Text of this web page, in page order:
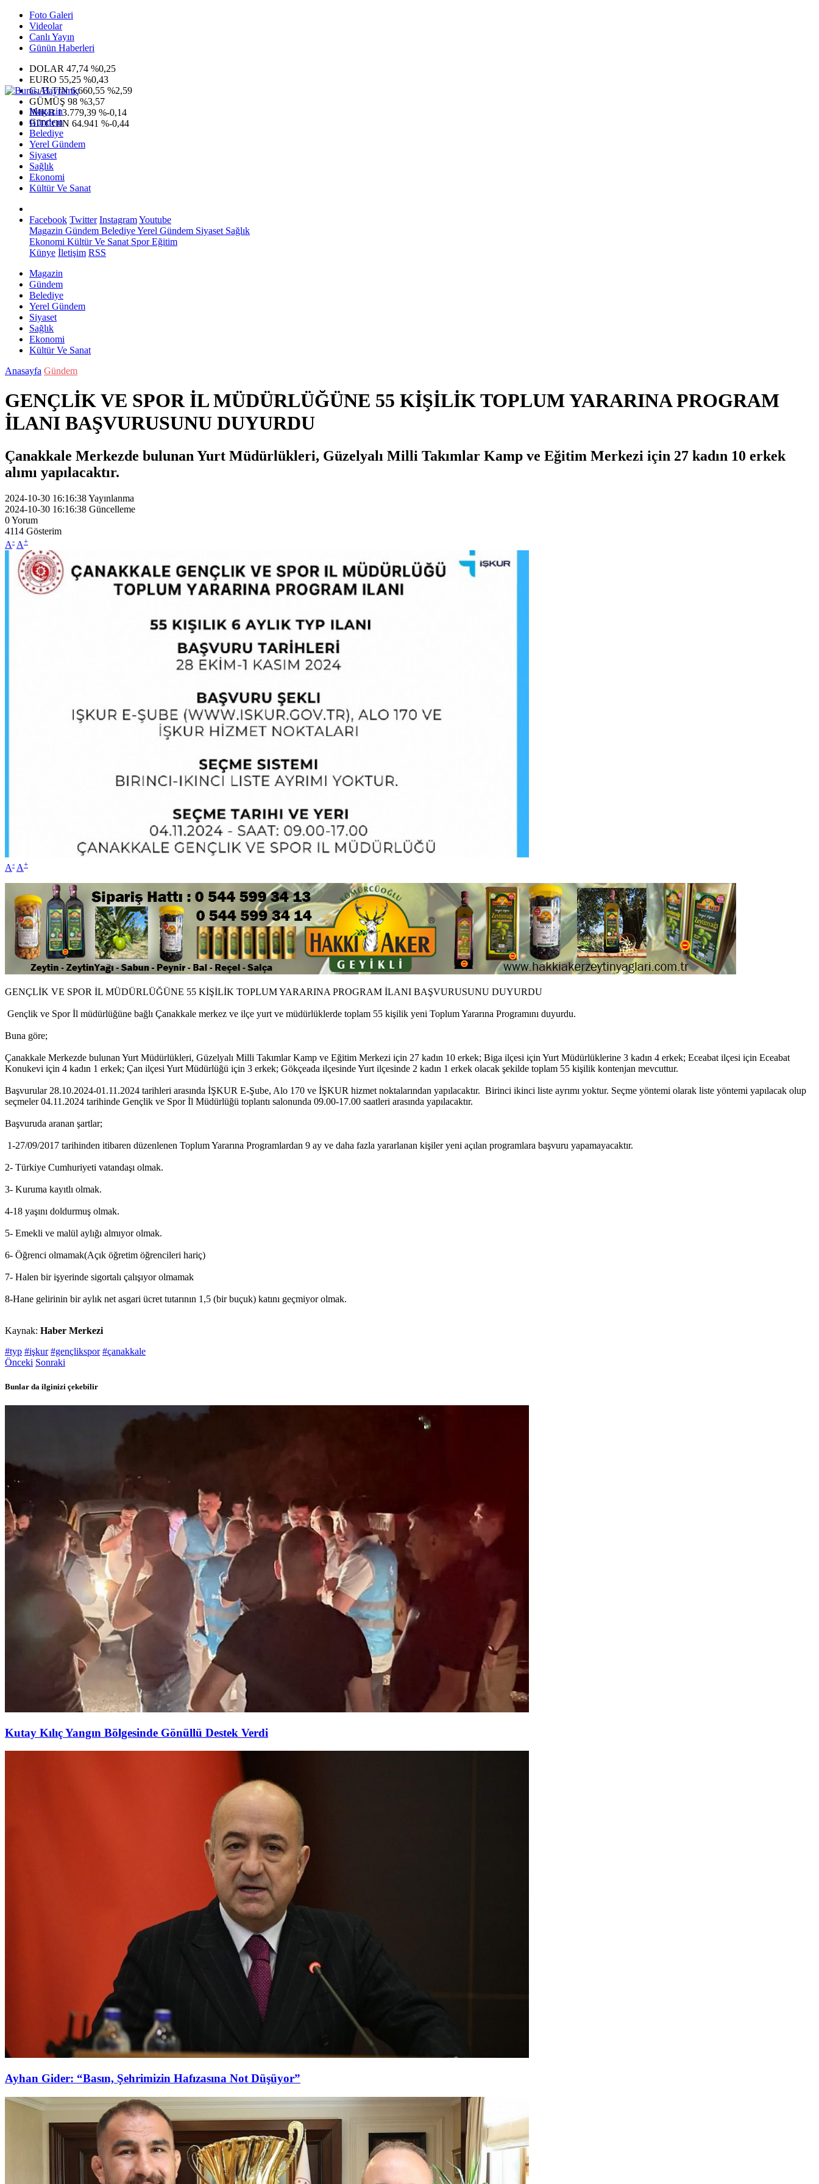
Foto Galeri
Videolar
Canlı Yayın
Günün Haberleri
DOLAR 47,74 %0,25
EURO 55,25 %0,43
G.ALTIN6.660,55 %2,59
GÜMÜŞ 98 %3,57
IMKB13.779,39 %-0,14
BITCOIN 64.941 %-0,44
Magazin
Gündem
Belediye
Yerel Gündem
Siyaset
Sağlık
Ekonomi
Kültür Ve Sanat
Facebook Twitter InstagramYoutube
Magazin Gündem BelediyeYerel Gündem Siyaset Sağlık
Ekonomi Kültür Ve Sanat SporEğitim
Künye İletişim RSS
Magazin
Gündem
Belediye
Yerel Gündem
Siyaset
Sağlık
Ekonomi
Kültür Ve Sanat
Anasayfa Gündem
GENÇLİK VE SPOR İL MÜDÜRLÜĞÜNE 55 KİŞİLİK TOPLUM YARARINA PROGRAM
İLANI BAŞVURUSUNU DUYURDU
Çanakkale Merkezde bulunan Yurt Müdürlükleri, Güzelyalı Milli Takımlar Kamp ve Eğitim Merkezi için 27 kadın 10 erkek
alımı yapılacaktır.
2024-10-30 16:16:38Yayınlanma
2024-10-30 16:16:38 Güncelleme
0Yorum
4114 Gösterim
A- A+
A- A+
GENÇLİK VE SPOR İL MÜDÜRLÜĞÜNE 55 KİŞİLİK TOPLUM YARARINA PROGRAM İLANI BAŞVURUSUNU DUYURDU
Gençlik ve Spor İl müdürlüğüne bağlı Çanakkale merkez ve ilçe yurt ve müdürlüklerde toplam 55 kişilik yeni Toplum Yararına Programını duyurdu.
Buna göre;
Çanakkale Merkezde bulunan Yurt Müdürlükleri, Güzelyalı Milli Takımlar Kamp ve Eğitim Merkezi için 27 kadın 10 erkek; Biga ilçesi için Yurt Müdürlüklerine 3 kadın 4 erkek; Eceabat ilçesi için Eceabat
Konukevi için 4 kadın 1 erkek; Çan ilçesi Yurt Müdürlüğü için 3 erkek; Gökçeada ilçesinde Yurt ilçesinde 2 kadın 1 erkek olacak şekilde toplam 55 kişilik kontenjan mevcuttur.
Başvurular 28.10.2024-01.11.2024 tarihleri arasında İŞKUR E-Şube, Alo 170 ve İŞKUR hizmet noktalarından yapılacaktır. Birinci ikinci liste ayrımı yoktur. Seçme yöntemi olarak liste yöntemi yapılacak olup
seçmeler 04.11.2024 tarihinde Gençlik ve Spor İl Müdürlüğü toplantı salonunda 09.00-17.00 saatleri arasında yapılacaktır.
Başvuruda aranan şartlar;
1-27/09/2017 tarihinden itibaren düzenlenen Toplum Yararına Programlardan 9 ay ve daha fazla yararlanan kişiler yeni açılan programlara başvuru yapamayacaktır.
2- Türkiye Cumhuriyeti vatandaşı olmak.
3- Kuruma kayıtlı olmak.
4-18 yaşını doldurmuş olmak.
5- Emekli ve malül aylığı almıyor olmak.
6- Öğrenci olmamak(Açık öğretim öğrencileri hariç)
7- Halen bir işyerinde sigortalı çalışıyor olmamak
8-Hane gelirinin bir aylık net asgari ücret tutarının 1,5 (bir buçuk) katını geçmiyor olmak.
Kaynak: Haber Merkezi
#typ #işkur #gençlikspor #çanakkale
Önceki Sonraki
Bunlar da ilginizi çekebilir
Kutay Kılıç Yangın Bölgesinde Gönüllü Destek Verdi
Ayhan Gider: “Basın, Şehrimizin Hafızasına Not Düşüyor”